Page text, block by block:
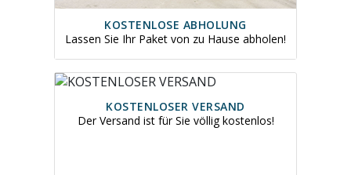
KOSTENLOSE ABHOLUNG
Lassen Sie Ihr Paket von zu Hause abholen!
KOSTENLOSER VERSAND
Der Versand ist für Sie völlig kostenlos!